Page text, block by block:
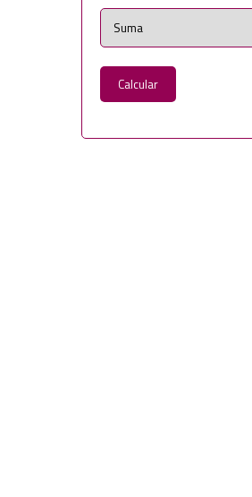
Calcular